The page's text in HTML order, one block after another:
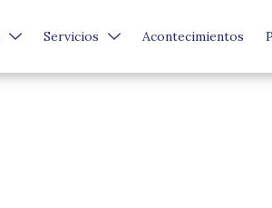
Servicios Acontecimientos